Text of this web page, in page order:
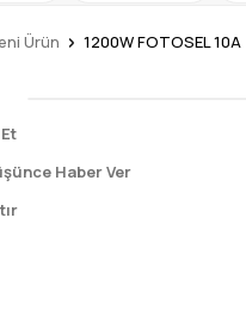
Ürün 1200W FOTOSEL 10A
Haber Ver